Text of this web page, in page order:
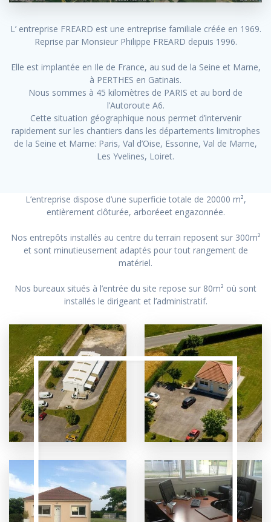
L’ entreprise FREARD est une entreprise familiale créée en 1969.
Reprise par Monsieur Philippe FREARD depuis 1996.
Elle est implantée en Ile de France, au sud de la Seine et Marne,
à PERTHES en Gatinais.
Nous sommes à 45 kilomètres de PARIS et au bord de
l’Autoroute A6.
Cette situation géographique nous permet d’intervenir
rapidement sur les chantiers dans les départements limitrophes
de la Seine et Marne: Paris, Val d’Oise, Essonne, Val de Marne,
Les Yvelines, Loiret.
L’entreprise dispose d’une superficie totale de 20000 m²,
entièrement clôturée, arboréeet engazonnée.
Nos entrepôts installés au centre du terrain reposent sur 300m²
et sont minutieusement adaptés pour tout rangement de
matériel.
Nos bureaux situés à l’entrée du site repose sur 80m² où sont
installés le dirigeant et l’administratif.